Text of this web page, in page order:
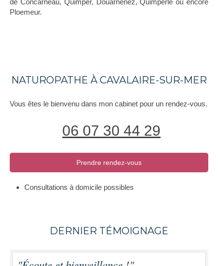
de Concarneau, Quimper, Douarnenez, Quimperlé ou encore
Ploemeur.
NATUROPATHE À CAVALAIRE-SUR-MER
Vous êtes le bienvenu dans mon cabinet pour un rendez-vous.
06 07 30 44 29
Prendre rendez-vous
Consultations à domicile possibles
DERNIER TÉMOIGNAGE